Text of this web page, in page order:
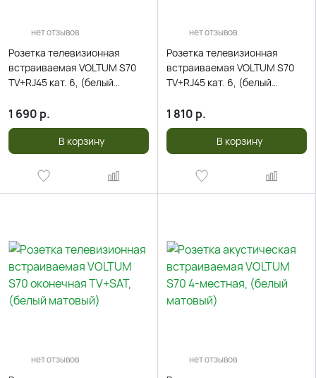
нет отзывов
Розетка телевизионная
встраиваемая VOLTUM S70
TV+RJ45 кат. 6, (белый
1 690 р.
В корзину
нет отзывов
Розетка телевизионная
встраиваемая VOLTUM S70
TV+RJ45 кат. 6, (белый
1 810 р.
В корзину
нет отзывов нет отзывов